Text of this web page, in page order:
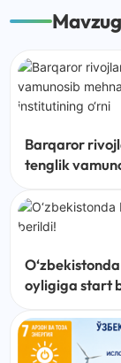
Barqaror
tenglik
oyligiga start